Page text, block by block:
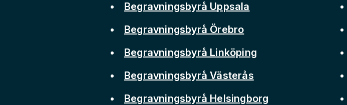
Begravningsbyrå Uppsala
Begravningsbyrå Örebro
Begravningsbyrå Linköping
Begravningsbyrå Västerås
Begravningsbyrå Helsingborg